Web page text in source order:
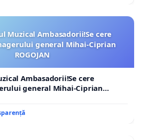
Muzical Ambasadorii!Se cere
general Mihai-Ciprian
ROGOJAN
Ambasadorii!Se cere
general Mihai-Ciprian